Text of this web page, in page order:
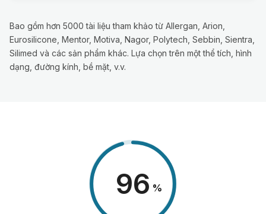
Bao gồm hơn 5000 tài liệu tham khảo từ Allergan, Arion,
Eurosilicone, Mentor, Motiva, Nagor, Polytech, Sebbin, Sientra,
Silimed và các sản phẩm khác. Lựa chọn trên một thể tích, hình
dạng, đường kính, bề mặt, v.v.
98 %